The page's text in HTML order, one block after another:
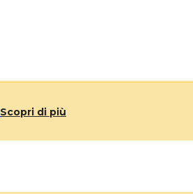
Scopri di più